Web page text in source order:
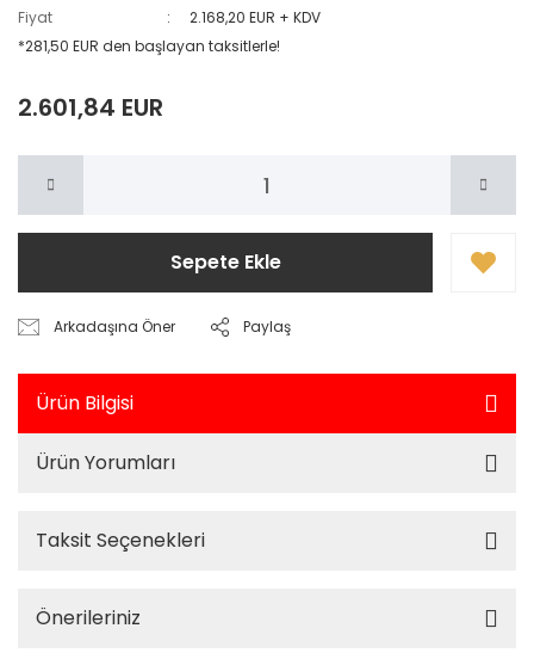
Fiyat
2.168,20 EUR + KDV
*281,50 EUR den başlayan taksitlerle!
2.601,84 EUR
Sepete Ekle
Arkadaşına Öner Paylaş
Ürün Bilgisi
Ürün Yorumları
Taksit Seçenekleri
Önerileriniz